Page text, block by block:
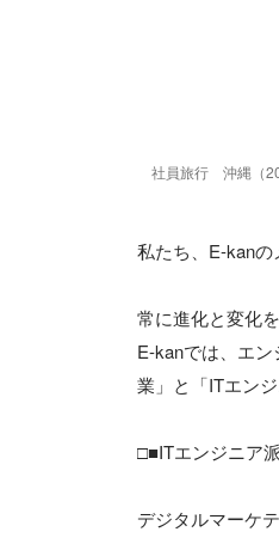
社員旅行　沖縄（
私たち、E-kanの
常に進化と変化
E-kanでは、エ
業」と「ITエン
□■ITエンジニア
デジタルマーケ